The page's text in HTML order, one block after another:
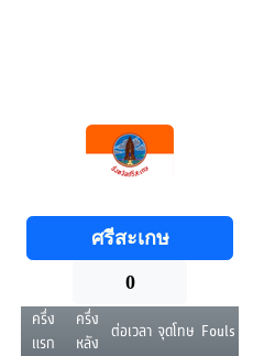
ศรีสะเกษ
0
ครึ่ง
แรก
ครึ่ง
หลัง
ต่อเวลา จุดโทษ Fouls